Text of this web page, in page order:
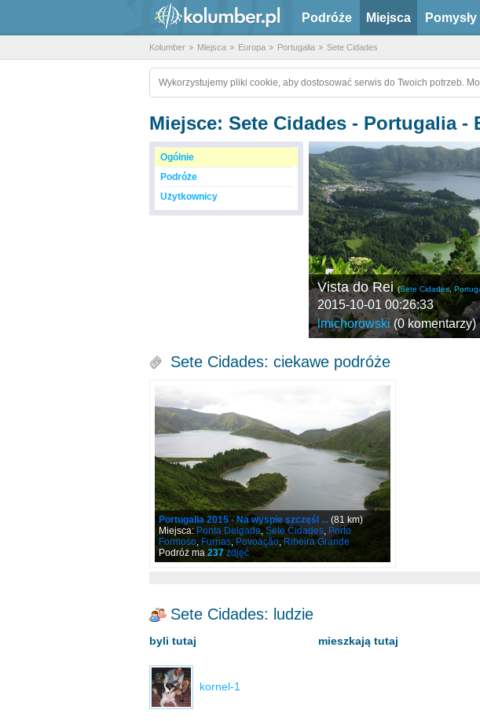
Podróże Miejsca Pomysły
Kolumber Miejsca Europa Portugalia Sete Cidades
Wykorzystujemy pliki cookie, aby dostosować serwis do Twoich potrzeb.
Miejsce: Sete Cidades - Portugalia -
Ogólnie
Podróże
Użytkownicy
Vista do Rei (Sete Cidades,
2015-10-01 00:26:33
lmichorowski(0 komentarzy)
Sete Cidades: ciekawe podróże
Portugalia 2015 - Na wyspie szczęśl ...(81 km)
Miejsca: Ponta Delgada,Sete Cidades, Porto
Formoso, Furnas, Povoação,Ribeira Grande
Podróż ma237zdjęć
Sete Cidades: ludzie
byli tutaj
kornel-1
mieszkają tutaj